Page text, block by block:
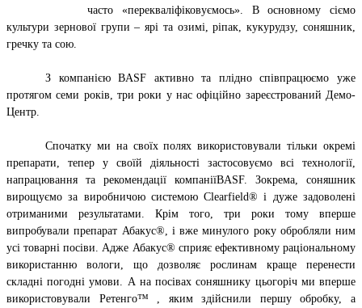
часто «перекваліфіковуємось». В основному сіємо
культури зернової групи – ярі та озимі, ріпак, кукурудзу, соняшник,
гречку та сою.
З компанією BASF активно та плідно співпрацюємо уже
протягом семи років, три роки у нас офіційно зареєстрований Демо-
Центр.
Спочатку ми на своїх полях використовували тільки окремі
препарати, тепер у своїй діяльності застосовуємо всі технології,
напрацювання та рекомендації компаніїBASF. Зокрема, соняшник
вирощуємо за виробничою системою Clearfield® і дуже задоволені
отриманими результатами. Крім того, три роки тому вперше
випробували препарат Абакус®, і вже минулого року обробляли ним
усі товарні посіви. Адже Абакус® сприяє ефективному раціональному
використанню вологи, що дозволяє рослинам краще перенести
складні погодні умови. А на посівах соняшнику цьогоріч ми вперше
використовували Ретенго™ , яким здійснили першу обробку, а